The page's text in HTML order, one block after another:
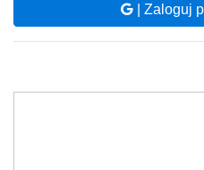
| Zaloguj